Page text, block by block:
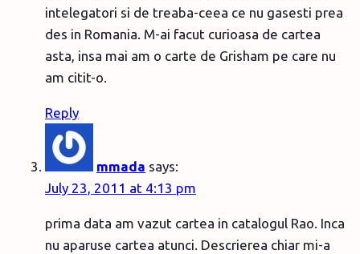
intelegatori si de treaba-ceea ce nu gasesti prea
des in Romania. M-ai facut curioasa de cartea
asta, insa mai am o carte de Grisham pe care nu
am citit-o.
Reply
mmada says:
July 23, 2011 at 4:13 pm
prima data am vazut cartea in catalogul Rao. Inca
nu aparuse cartea atunci. Descrierea chiar mi-a